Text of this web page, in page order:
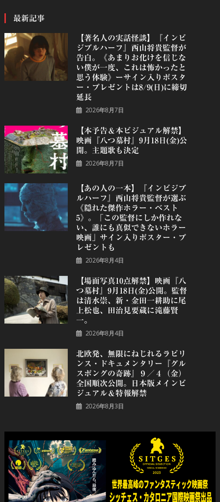
最新記事
【著名人の実話怪談】『インビ
ジブルハーフ』⻄⼭将貴監督が
告白。《あまりお化けを信じな
い僕が一度、これは怖かったと
思う体験》ーサイン入りポスタ
ー・プレゼントは8/9(日)に締切
延長
2026年8月7日
【本予告＆本ビジュアル解禁】
映画『八つ墓村』9月18日(金)公
開。主題歌も決定
2026年8月7日
【あの人の一本】『インビジブ
ルハーフ』⻄⼭将貴監督が選ぶ
《隠れた傑作ホラー・ベスト
5》。「この監督にしか作れな
い、誰にも真似できないホラー
映画」サイン入りポスター・プ
レゼントも
2026年8月4日
【場面写真10点解禁】映画『八
つ墓村』9月18日(金)公開。監督
は清水崇、新・金田一耕助に尾
上松也、田治見要蔵に滝藤賢
一。
2026年8月4日
北欧発、無限にねじれるラビリ
ンス・ドキュメンタリー『グル
スポングの奇跡』９／４（金）
全国順次公開。日本版メインビ
ジュアル＆特報解禁
2026年8月3日